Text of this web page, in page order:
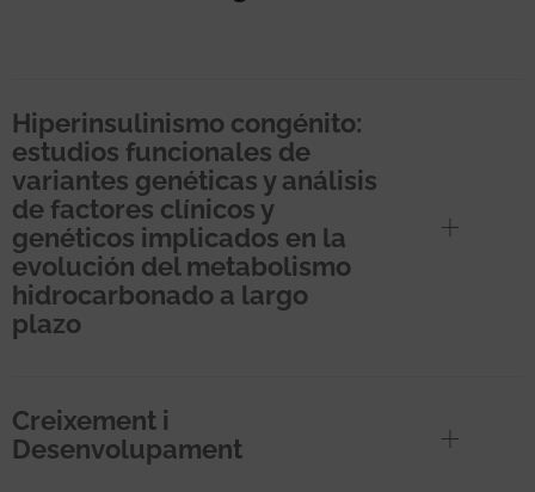
Hiperinsulinismo congénito:
estudios funcionales de
variantes genéticas y análisis
de factores clínicos y
genéticos implicados en la
evolución del metabolismo
hidrocarbonado a largo
plazo
Creixement i
Desenvolupament